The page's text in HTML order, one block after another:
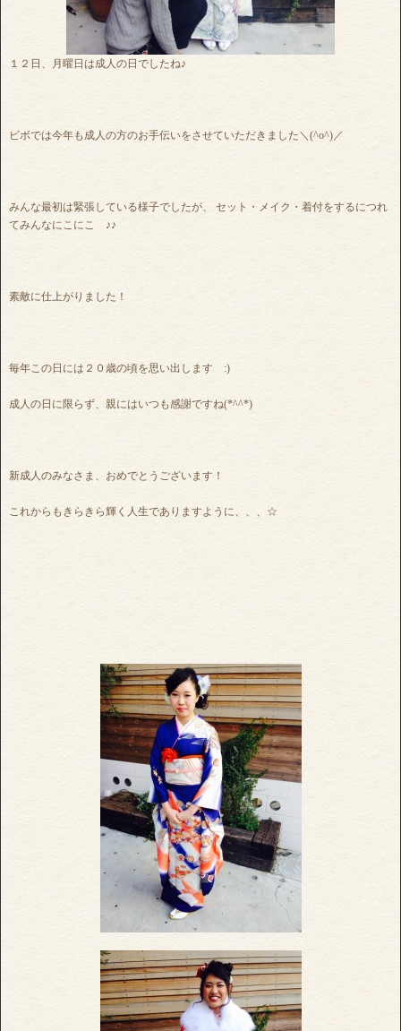
１２日、月曜日は成人の日でしたね♪
ビボでは今年も成人の方のお手伝いをさせていただきました＼(^o^)／
みんな最初は緊張している様子でしたが、 セット・メイク・着付をするにつれ
てみんなにこにこ ♪♪
素敵に仕上がりました！
毎年この日には２０歳の頃を思い出します :)
成人の日に限らず、親にはいつも感謝ですね(*^^*)
新成人のみなさま、おめでとうございます！
これからもきらきら輝く人生でありますように、、、☆